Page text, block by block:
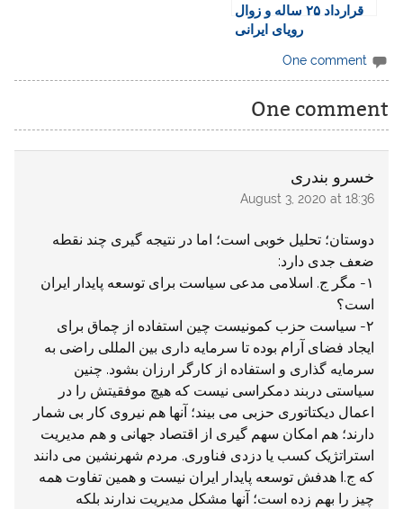
قرارداد ۲۵ ساله و زوال
رویای ایرانی
One comment
One comment
خسرو بندری
August 3, 2020 at 18:36
دوستان؛ تحلیل خوبی است؛ اما در نتیجه گیری چند نقطه
ضعف جدی دارد:
۱- مگر ج. اسلامی مدعی سیاست برای توسعه پایدار ایران
است؟
۲- سیاست حزب کمونیست چین استفاده از چماق برای
ایجاد فضای آرام بوده تا سرمایه داری بین المللی راضی به
سرمایه گذاری و استفاده از کارگر ارزان بشود. چنین
سیاستی دربند دمکراسی نیست که هیچ موفقیتش را در
اعمال دیکتاتوری حزبی می بیند؛ آنها هم نیروی کار بی شمار
دارند؛ هم امکان سهم گیری از اقتصاد جهانی و هم مدیریت
استراتژیک کسب یا دزدی فناوری. مردم شهرنشین می دانند
که ج.ا هدفش توسعه پایدار ایران نیست و همین تفاوت همه
چیز را بهم زده است؛ آنها مشکل مدیریت ندارند بلکه